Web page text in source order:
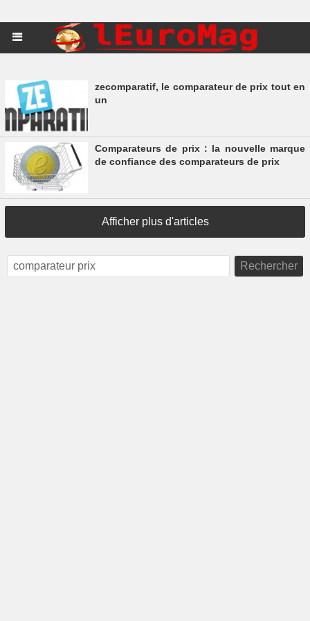
zecomparatif, le comparateur de prix tout en
un
Comparateurs de prix : la nouvelle marque
de confiance des comparateurs de prix
Afficher plus d'articles
Rechercher